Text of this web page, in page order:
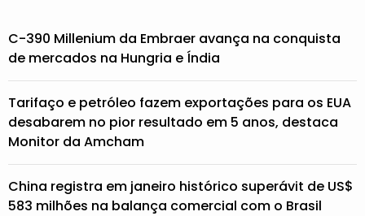
C-390 Millenium da Embraer avança na conquista
de mercados na Hungria e Índia
Tarifaço e petróleo fazem exportações para os EUA
desabarem no pior resultado em 5 anos, destaca
Monitor da Amcham
China registra em janeiro histórico superávit de US$
583 milhões na balança comercial com o Brasil